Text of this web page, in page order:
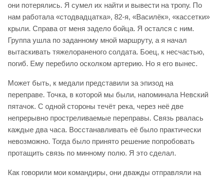
они потерялись. Я сумел их найти и вывести на тропу. По
нам работала «стодвадцатка», 82-я, «Василёк», «кассетки»
крыли. Справа от меня задело бойца. Я остался с ним.
Группа ушла по заданному мной маршруту, а я начал
вытаскивать тяжелораненого солдата. Боец, к несчастью,
погиб. Ему перебило осколком артерию. Но я его вынес.
Может быть, к медали представили за эпизод на
переправе. Точка, в которой мы были, напоминала Невский
пятачок. С одной стороны течёт река, через неё две
непрерывно простреливаемые переправы. Связь рвалась
каждые два часа. Восстанавливать её было практически
невозможно. Тогда было принято решение попробовать
протащить связь по минному полю. Я это сделал.
Как говорили мои командиры, они дважды отправляли на